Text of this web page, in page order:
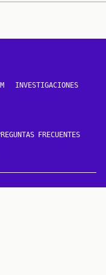
INVESTIGACIONES
FRECUENTES